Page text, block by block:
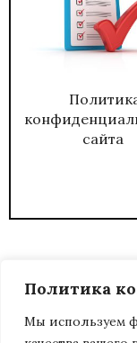
Политика
Мы используем
сайта